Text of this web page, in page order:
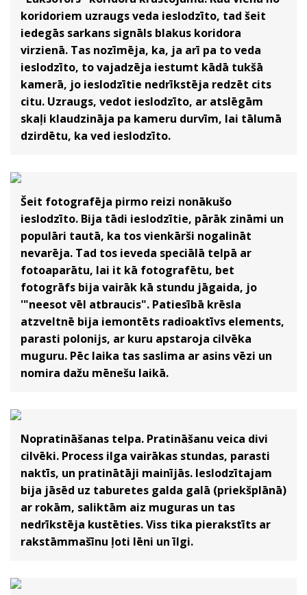
koridoriem uzraugs veda ieslodzīto, tad šeit
iedegās sarkans signāls blakus koridora
virzienā. Tas nozīmēja, ka, ja arī pa to veda
ieslodzīto, to vajadzēja iestumt kādā tukšā
kamerā, jo ieslodzītie nedrīkstēja redzēt cits
citu. Uzraugs, vedot ieslodzīto, ar atslēgām
skaļi klaudzināja pa kameru durvīm, lai tālumā
dzirdētu, ka ved ieslodzīto.
Šeit fotografēja pirmo reizi nonākušo
ieslodzīto. Bija tādi ieslodzītie, pārāk zināmi un
populāri tautā, ka tos vienkārši nogalināt
nevarēja. Tad tos ieveda speciālā telpā ar
fotoaparātu, lai it kā fotografētu, bet
fotogrāfs bija vairāk kā stundu jāgaida, jo
'"neesot vēl atbraucis". Patiesībā krēsla
atzveltnē bija iemontēts radioaktīvs elements,
parasti polonijs, ar kuru apstaroja cilvēka
muguru. Pēc laika tas saslima ar asins vēzi un
nomira dažu mēnešu laikā.
Nopratināšanas telpa. Pratināšanu veica divi
cilvēki. Process ilga vairākas stundas, parasti
naktīs, un pratinātāji mainījās. Ieslodzītajam
bija jāsēd uz taburetes galda galā (priekšplānā)
ar rokām, saliktām aiz muguras un tas
nedrīkstēja kustēties. Viss tika pierakstīts ar
rakstāmmašīnu ļoti lēni un īlgi.